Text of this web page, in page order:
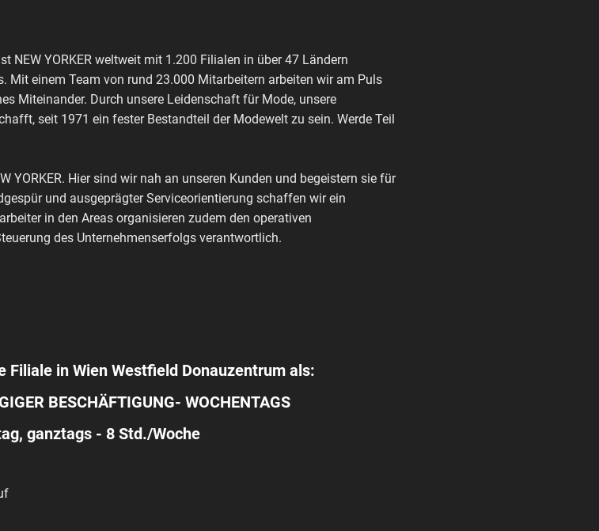
NEW YORKER weltweit mit 1.200 Filialen in über 47 Ländern
Mit einem Team von rund 23.000 Mitarbeitern arbeiten wir am Puls
Miteinander. Durch unsere Leidenschaft für Mode, unsere
seit 1971 ein fester Bestandteil der Modewelt zu sein. Werde Teil
YORKER. Hier sind wir nah an unseren Kunden und begeistern sie für
und ausgeprägter Serviceorientierung schaffen wir ein
in den Areas organisieren zudem den operativen
des Unternehmenserfolgs verantwortlich.
Filiale in Wien Westfield Donauzentrum als:
BESCHÄFTIGUNG- WOCHENTAGS
ganztags - 8 Std./Woche